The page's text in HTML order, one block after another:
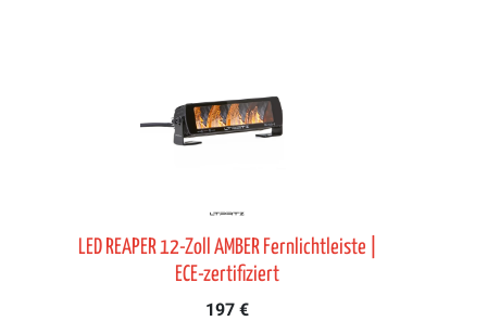
LED REAPER 12-Zoll AMBER Fernlichtleiste |
ECE-zertifiziert
197 €